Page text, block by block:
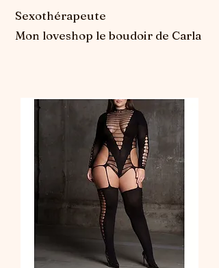
Sexothérapeute
Mon loveshop le boudoir de Carla